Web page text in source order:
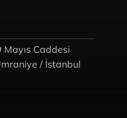
Mayıs Caddesi
/ İstanbul